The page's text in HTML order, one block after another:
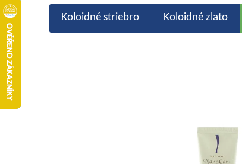
Koloidné striebro Koloidné zlato